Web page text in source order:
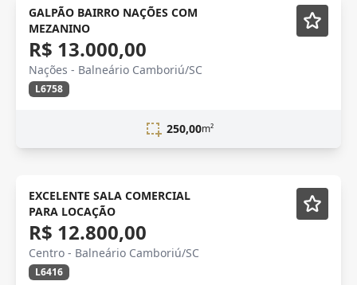
LOCAÇÃO Semi-mobiliado
GALPÃO BAIRRO NAÇÕES COM
MEZANINO
R$ 13.000,00
Nações - Balneário Camboriú/SC
L6758
250,00m²
EXCELENTE SALA COMERCIAL
PARA LOCAÇÃO
R$ 12.800,00
Centro - Balneário Camboriú/SC
L6416